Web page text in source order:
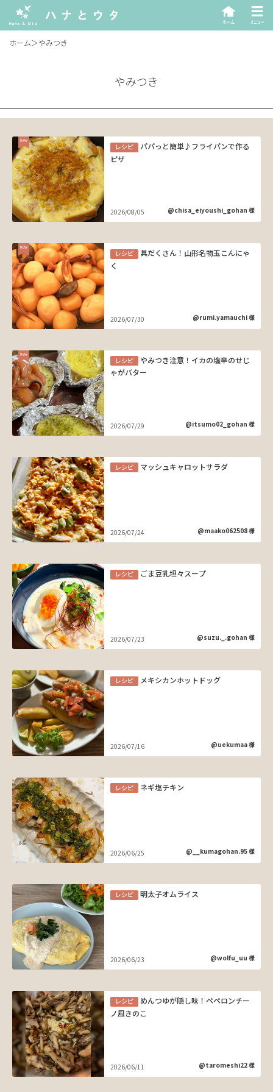
ホーム＞やみつき
やみつき
レシピ
パパっと簡単♪フライパンで作る
ピザ
2026/08/05 @chisa_eiyoushi_gohan 様
レシピ
具だくさん！山形名物玉こんにゃ
く
2026/07/30 @rumi.yamauchi 様
レシピ
やみつき注意！イカの塩辛のせじ
ゃがバター
2026/07/29 @itsumo02_gohan 様
レシピ マッシュキャロットサラダ
2026/07/24 @maako062508 様
レシピ ごま豆乳坦々スープ
2026/07/23 @suzu._.gohan 様
レシピ メキシカンホットドッグ
2026/07/16 @uekumaa 様
レシピ ネギ塩チキン
2026/06/25 @__kumagohan.95 様
レシピ 明太子オムライス
2026/06/23 @wolfu_uu 様
レシピ
めんつゆが隠し味！ペペロンチー
ノ風きのこ
2026/06/11 @taromeshi22 様